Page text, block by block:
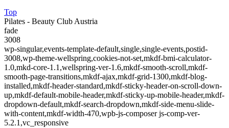
Top
Pilates - Beauty Club Austria
fade
3008
wp-singular,events-template-default,single,single-events,postid-
3008,wp-theme-wellspring,cookies-not-set,mkdf-bmi-calculator-
1.0,mkd-core-1.1,wellspring-ver-1.6,mkdf-smooth-scroll,mkdf-
smooth-page-transitions,mkdf-ajax,mkdf-grid-1300,mkdf-blog-
installed,mkdf-header-standard,mkdf-sticky-header-on-scroll-down-
up,mkdf-default-mobile-header,mkdf-sticky-up-mobile-header,mkdf-
dropdown-default,mkdf-search-dropdown,mkdf-side-menu-slide-
with-content,mkdf-width-470,wpb-js-composer js-comp-ver-
5.2.1,vc_responsive